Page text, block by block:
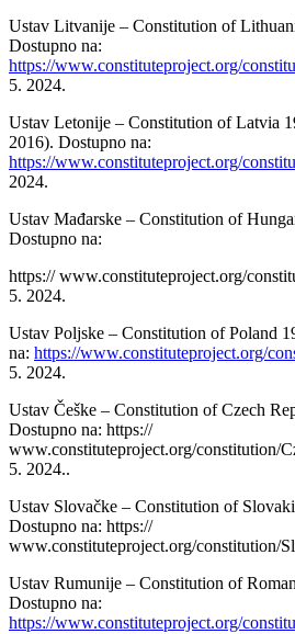
Ustav Litvanije – Constitution of
Dostupno na:
https://www.constituteproject.org/
5. 2024.
Ustav Letonije – Constitution of Latvia
2016). Dostupno na:
https://www.constituteproject.org/
2024.
Ustav Mađarske – Constitution of
Dostupno na:
https:// www.constituteproject.org/
5. 2024.
Ustav Poljske – Constitution of Poland
na: https://www.constituteproject.org/
5. 2024.
Ustav Češke – Constitution of Czech
Dostupno na: https://
www.constituteproject.org/constitution/
5. 2024..
Ustav Slovačke – Constitution of
Dostupno na: https://
www.constituteproject.org/constitution/
Ustav Rumunije – Constitution of
Dostupno na:
https://www.constituteproject.org/